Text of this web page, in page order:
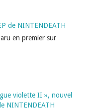
de NINTENDEATH
en premier sur
violette II », nouvel
NINTENDEATH